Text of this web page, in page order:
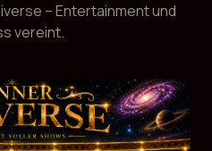
– Entertainment und
vereint.